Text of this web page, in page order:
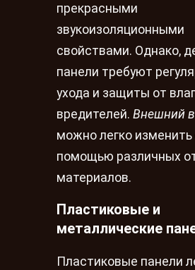
прекрасными
звукоизоляционными
свойствами. Однако,
панели требуют
ухода и защиты от
вредителей. Внешний
можно легко изменить
помощью различных
материалов.
Пластиковые и
металлические
Пластиковые панели